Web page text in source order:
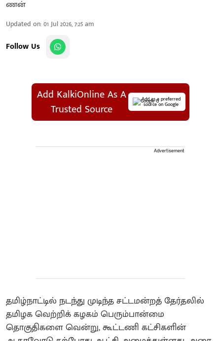
Updated on:01 Jul 2026, 7:25 am
Follow Us
Add KalkiOnline As A
Trusted Source
Add as a preferred
source on Google
Advertisement
தமிழ்நாட்டில் நடந்து முடிந்த சட்டமன்றத் தேர்தலில்
தமிழக வெற்றிக் கழகம் பெரும்பான்மை
தொகுதிகளை வென்று, கூட்டணி கட்சிகளின்